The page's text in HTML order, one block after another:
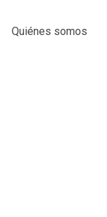
Quiénes somos